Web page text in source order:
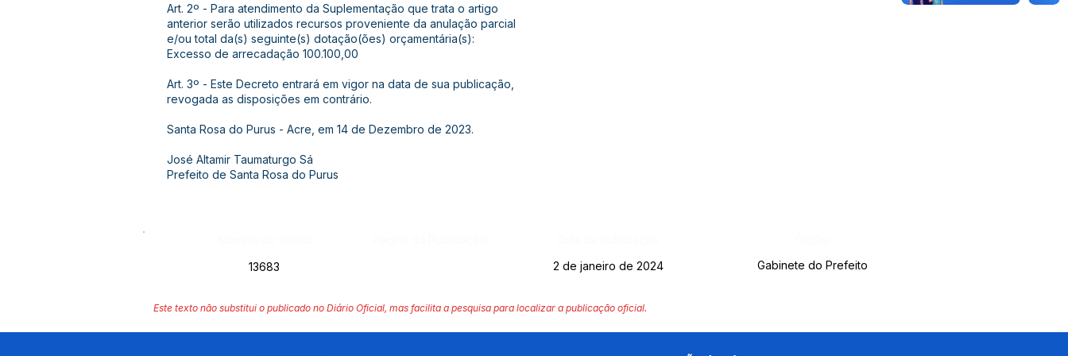
Art. 2º - Para atendimento da Suplementação que trata o artigo
anterior serão utilizados recursos proveniente da anulação parcial
e/ou total da(s) seguinte(s) dotação(ões) orçamentária(s):
Excesso de arrecadação 100.100,00
Art. 3º - Este Decreto entrará em vigor na data de sua publicação,
revogada as disposições em contrário.
Santa Rosa do Purus - Acre, em 14 de Dezembro de 2023.
José Altamir Taumaturgo Sá
Prefeito de Santa Rosa do Purus
13683
2 de janeiro de 2024 Gabinete do Prefeito
Este texto não substitui o publicado no Diário Oficial, mas facilita a pesquisa para localizar a publicação oficial.